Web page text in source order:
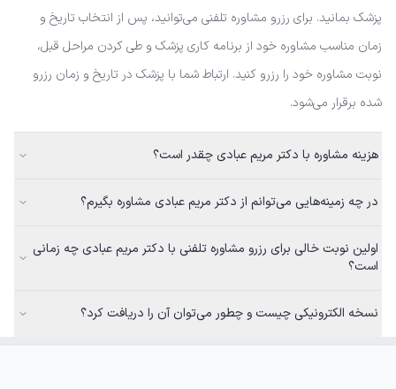
پزشک بمانید. برای رزرو مشاوره تلفنی می‌توانید، پس از انتخاب تاریخ و
زمان مناسب مشاوره خود از برنامه کاری پزشک و طی کردن مراحل قبل،
نوبت مشاوره خود را رزرو کنید. ارتباط شما با پزشک در تاریخ و زمان رزرو
شده برقرار می‌شود.
هزینه مشاوره با دکتر مریم عبادی چقدر است؟
در چه زمینه‌هایی می‌توانم از دکتر مریم عبادی مشاوره بگیرم؟
اولین نوبت خالی برای رزرو مشاوره تلفنی با دکتر مریم عبادی چه زمانی
است؟
نسخه الکترونیکی چیست و چطور می‌توان آن را دریافت کرد؟